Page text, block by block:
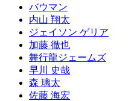
バウマン
内山 翔太
ジェイソン ゲリア
加藤 徹也
舞行龍ジェームズ
早川 史哉
森 璃太
佐藤 海宏